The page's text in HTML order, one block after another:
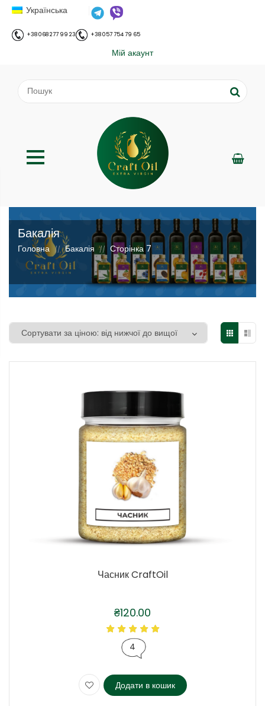
Українська
+38 068 277 99 23 +38 057 754 79 65
Мій акаунт
Бакалія
Головна // Бакалія // Сторінка 7
Часник CraftOil
₴120.00
4
Додати в кошик